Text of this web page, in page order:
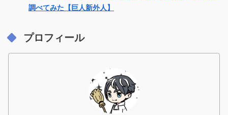
調べてみた【巨人新外人】
プロフィール